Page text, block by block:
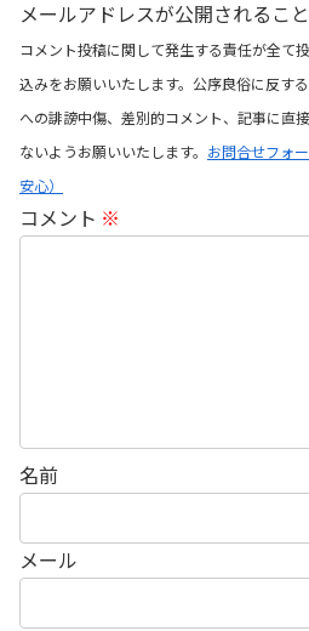
メールアドレスが公開されるこ
コメント投稿に関して発生する責任が全て
込みをお願いいたします。公序良俗に反す
への誹謗中傷、差別的コメント、記事に直
ないようお願いいたします。 お問合せフォ
安心）
コメント ※
名前
メール